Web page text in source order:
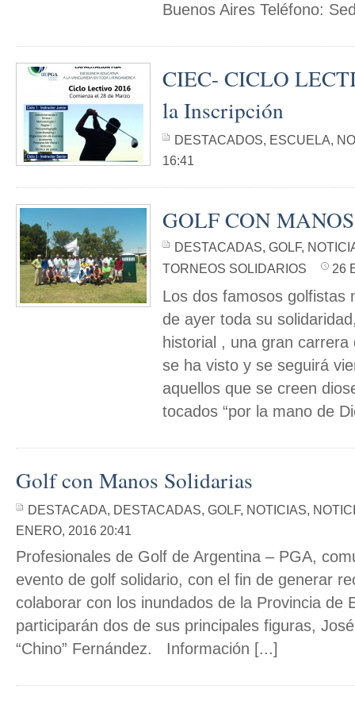
Buenos Aires Teléfono:
CIEC- CICLO
la Inscripción
DESTACADOS, ESCUELA,
16:41
GOLF CON
DESTACADAS, GOLF,
TORNEOS SOLIDARIOS
26
Los dos famosos golfistas
de ayer toda su
historial , una gran
se ha visto y se seguirá
aquellos que se creen
tocados “por la mano de
Golf con Manos Solidarias
DESTACADA, DESTACADAS, GOLF, NOTICIAS,
ENERO, 2016 20:41
Profesionales de Golf de Argentina – PGA,
evento de golf solidario, con el fin de generar
colaborar con los inundados de la Provincia
participarán dos de sus principales figuras,
“Chino” Fernández. Información [...]